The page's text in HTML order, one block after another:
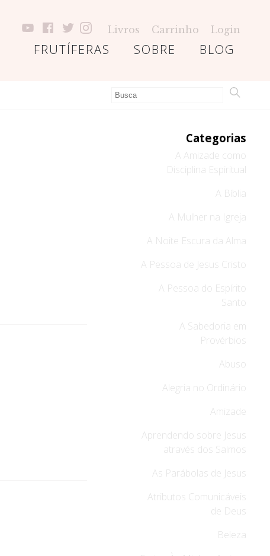
Livros Carrinho Login
BLOG
SOBRE
FRUTÍFERAS
Categorias
A Amizade como
Disciplina Espiritual
A Bíblia
A Mulher na Igreja
A Noite Escura da Alma
A Pessoa de Jesus Cristo
A Pessoa do Espírito
Santo
A Sabedoria em
Provérbios
Abuso
Alegria no Ordinário
Amizade
Aprendendo sobre Jesus
através dos Salmos
As Parábolas de Jesus
Atributos Comunicáveis
de Deus
Beleza